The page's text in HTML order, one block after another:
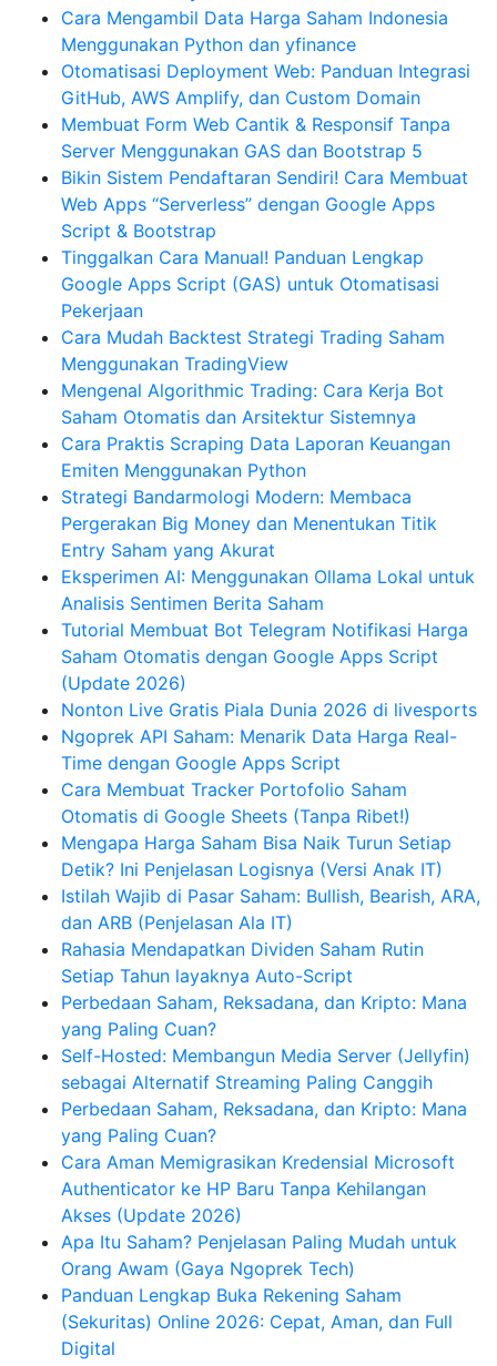
Cara Mengambil Data Harga Saham Indonesia
Menggunakan Python dan yfinance
Otomatisasi Deployment Web: Panduan Integrasi
GitHub, AWS Amplify, dan Custom Domain
Membuat Form Web Cantik & Responsif Tanpa
Server Menggunakan GAS dan Bootstrap 5
Bikin Sistem Pendaftaran Sendiri! Cara Membuat
Web Apps “Serverless” dengan Google Apps
Script & Bootstrap
Tinggalkan Cara Manual! Panduan Lengkap
Google Apps Script (GAS) untuk Otomatisasi
Pekerjaan
Cara Mudah Backtest Strategi Trading Saham
Menggunakan TradingView
Mengenal Algorithmic Trading: Cara Kerja Bot
Saham Otomatis dan Arsitektur Sistemnya
Cara Praktis Scraping Data Laporan Keuangan
Emiten Menggunakan Python
Strategi Bandarmologi Modern: Membaca
Pergerakan Big Money dan Menentukan Titik
Entry Saham yang Akurat
Eksperimen AI: Menggunakan Ollama Lokal untuk
Analisis Sentimen Berita Saham
Tutorial Membuat Bot Telegram Notifikasi Harga
Saham Otomatis dengan Google Apps Script
(Update 2026)
Nonton Live Gratis Piala Dunia 2026 di livesports
Ngoprek API Saham: Menarik Data Harga Real-
Time dengan Google Apps Script
Cara Membuat Tracker Portofolio Saham
Otomatis di Google Sheets (Tanpa Ribet!)
Mengapa Harga Saham Bisa Naik Turun Setiap
Detik? Ini Penjelasan Logisnya (Versi Anak IT)
Istilah Wajib di Pasar Saham: Bullish, Bearish, ARA,
dan ARB (Penjelasan Ala IT)
Rahasia Mendapatkan Dividen Saham Rutin
Setiap Tahun layaknya Auto-Script
Perbedaan Saham, Reksadana, dan Kripto: Mana
yang Paling Cuan?
Self-Hosted: Membangun Media Server (Jellyfin)
sebagai Alternatif Streaming Paling Canggih
Perbedaan Saham, Reksadana, dan Kripto: Mana
yang Paling Cuan?
Cara Aman Memigrasikan Kredensial Microsoft
Authenticator ke HP Baru Tanpa Kehilangan
Akses (Update 2026)
Apa Itu Saham? Penjelasan Paling Mudah untuk
Orang Awam (Gaya Ngoprek Tech)
Panduan Lengkap Buka Rekening Saham
(Sekuritas) Online 2026: Cepat, Aman, dan Full
Digital